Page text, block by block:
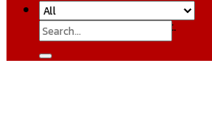
No products in the cart.
Search
for: